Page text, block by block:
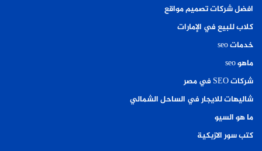
افضل شركات تصميم مواقع
كلاب للبيع في الإمارات
خدمات seo
ماهو seo
شركات SEO في مصر
شاليهات للايجار في الساحل الشمالي
ما هو السيو
كتب سور الازبكية